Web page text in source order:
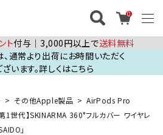
0
ト付与│3,000円以上で送料無料
通常より出荷にお時間いただく
います。詳しくはこちら
その他Apple製品
AirPods Pro
世代】SKINARMA 360°フルカバー ワイヤレ
」